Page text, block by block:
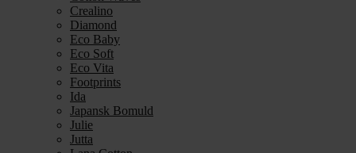
Crealino
Diamond
Eco Baby
Eco Soft
Eco Vita
Footprints
Ida
Japansk Bomuld
Julie
Jutta